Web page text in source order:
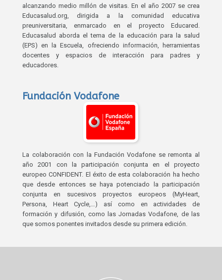
alcanzando medio millón de visitas. En el año 2007 se crea
Educasalud.org, dirigida a la comunidad educativa
preuniversitaria, enmarcado en el proyecto Educared.
Educasalud aborda el tema de la educación para la salud
(EPS) en la Escuela, ofreciendo información, herramientas
docentes y espacios de interacción para padres y
educadores.
Fundación Vodafone
La colaboración con la Fundación Vodafone se remonta al
año 2001 con la participación conjunta en el proyecto
europeo CONFIDENT. El éxito de esta colaboración ha hecho
que desde entonces se haya potenciado la participación
conjunta en sucesivos proyectos europeos (MyHeart,
Persona, Heart Cycle,…) así como en actividades de
formación y difusión, como las Jornadas Vodafone, de las
que somos ponentes invitados desde su primera edición.